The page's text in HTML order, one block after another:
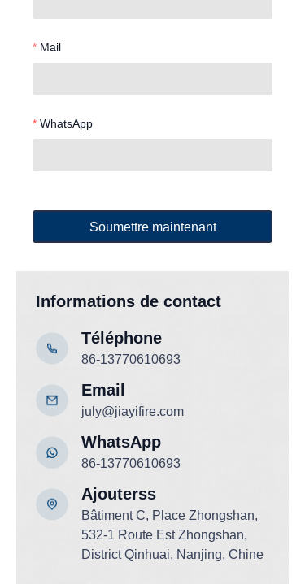
Informations de contact
86-13770610693
WhatsApp
Téléphone
86-13770610693
july@jiayifire.com
Email
Mail
WhatsApp
Soumettre maintenant
Ajouterss
Bâtiment C, Place Zhongshan,
532-1 Route Est Zhongshan,
District Qinhuai, Nanjing, Chine